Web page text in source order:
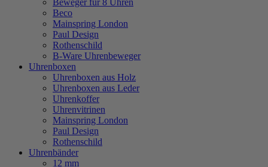
Beweger für 8 Uhren
Beco
Mainspring London
Paul Design
Rothenschild
B-Ware Uhrenbeweger
Uhrenboxen
Uhrenboxen aus Holz
Uhrenboxen aus Leder
Uhrenkoffer
Uhrenvitrinen
Mainspring London
Paul Design
Rothenschild
Uhrenbänder
12 mm